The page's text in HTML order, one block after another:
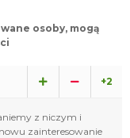
osoby, mogą
+2
z niczym i
zainteresowanie